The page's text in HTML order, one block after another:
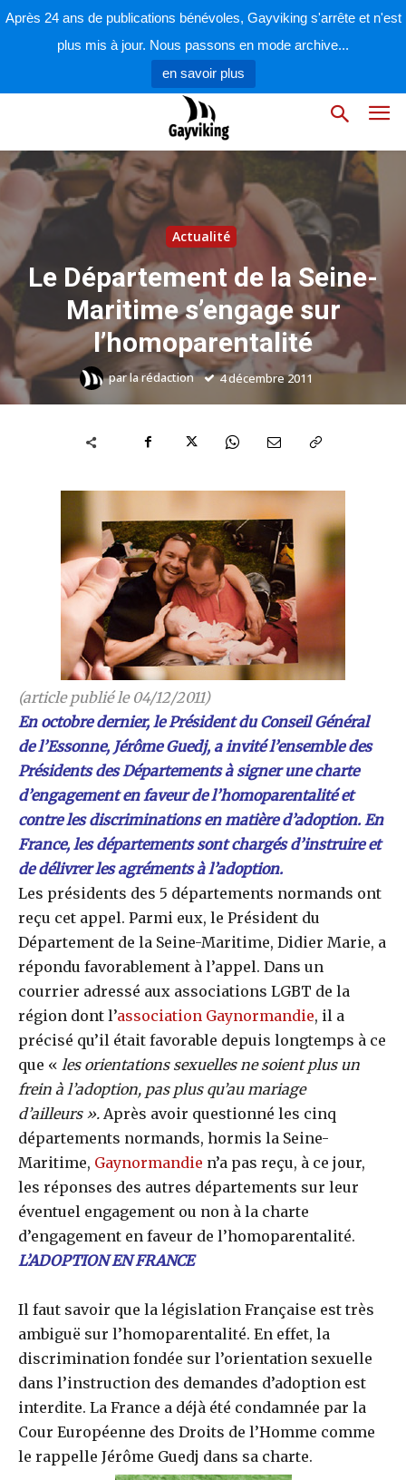
Après 24 ans de publications bénévoles, Gayviking s'arrête et n'est
plus mis à jour. Nous passons en mode archive...
en savoir plus
Actualité
Le Département de la Seine-
Maritime s’engage sur
l’homoparentalité
parla rédaction 4 décembre 2011
(article publié le 04/12/2011)
En octobre dernier, le Président du Conseil Général
de l’Essonne, Jérôme Guedj, a invité l’ensemble des
Présidents des Départements à signer une charte
d’engagement en faveur de l’homoparentalité et
contre les discriminations en matière d’adoption. En
France, les départements sont chargés d’instruire et
de délivrer les agréments à l’adoption.
Les présidents des 5 départements normands ont
reçu cet appel. Parmi eux, le Président du
Département de la Seine-Maritime, Didier Marie, a
répondu favorablement à l’appel. Dans un
courrier adressé aux associations LGBT de la
région dont l’association Gaynormandie, il a
précisé qu’il était favorable depuis longtemps à ce
que « les orientations sexuelles ne soient plus un
frein à l’adoption, pas plus qu’au mariage
d’ailleurs ». Après avoir questionné les cinq
départements normands, hormis la Seine-
Maritime, Gaynormandie n’a pas reçu, à ce jour,
les réponses des autres départements sur leur
éventuel engagement ou non à la charte
d’engagement en faveur de l’homoparentalité.
L’ADOPTION EN FRANCE
Il faut savoir que la législation Française est très
ambiguë sur l’homoparentalité. En effet, la
discrimination fondée sur l’orientation sexuelle
dans l’instruction des demandes d’adoption est
interdite. La France a déjà été condamnée par la
Cour Européenne des Droits de l’Homme comme
le rappelle Jérôme Guedj dans sa charte.